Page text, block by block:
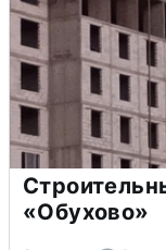
«Обухово»